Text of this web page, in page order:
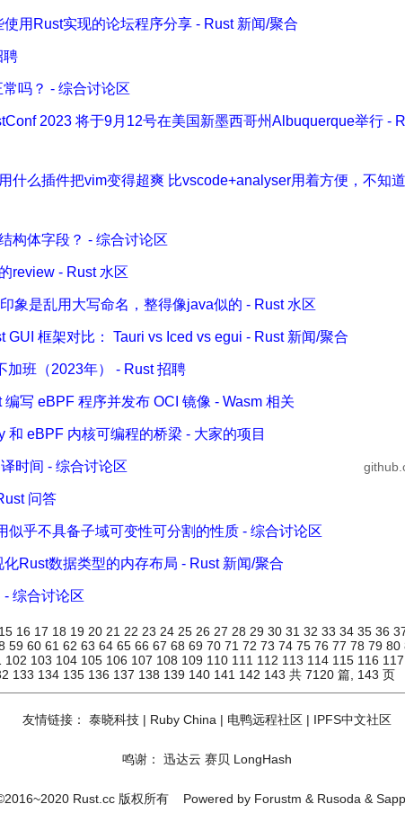
使用Rust实现的论坛程序分享 - Rust 新闻/聚合
聘
吗？ - 综合讨论区
2023 将于9月12号在美国新墨西哥州Albuquerque举行 -
什么插件把vim变得超爽 比vscode+analyser用着方便，不知
构体字段？ - 综合讨论区
review - Rust 水区
象是乱用大写命名，整得像java似的 - Rust 水区
GUI 框架对比： Tauri vs Iced vs egui - Rust 新闻/聚合
加班（2023年） - Rust 招聘
写 eBPF 程序并发布 OCI 镜像 - Wasm 相关
和 eBPF 内核可编程的桥梁 - 大家的项目
时间 - 综合讨论区
问答
似乎不具备子域可变性可分割的性质 - 综合讨论区
化Rust数据类型的内存布局 - Rust 新闻/聚合
综合讨论区
15 16 17 18 19 20 21 22 23 24 25 26 27 28 29 30 31 32 33 34 35 36
59 60 61 62 63 64 65 66 67 68 69 70 71 72 73 74 75 76 77 78 79 80
102 103 104 105 106 107 108 109 110 111 112 113 114 115 116 117
133 134 135 136 137 138 139 140 141 142 143 共 7120 篇, 143 页
友情链接： 泰晓科技| Ruby China | 电鸭远程社区| IPFS中文社区
鸣谢： 迅达云 赛贝 LongHash
Rust.cc 版权所有 Powered by Forustm & Rusoda &